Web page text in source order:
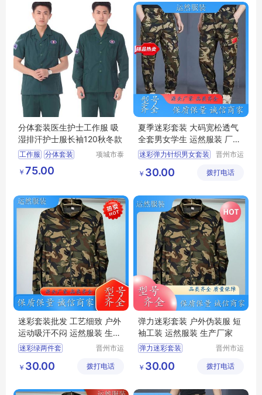
丛林迷彩服 迷彩服装
分体套装医生护士工作服 吸
湿排汗护士服长袖120秋冬款
工作服 分体套装
项城市泰
￥ 75.00
夏季迷彩套装 大码宽松透气
全套男女学生 运然服装 厂家
直供
迷彩弹力针织男女套装
夏季迷彩套装
晋州市运
工厂
￥ 30.00 拨打电话
迷彩套装批发 工艺细致 户外
运动吸汗不闷 运然服装 生产
厂家
迷彩绿两件套
迷彩套装批发
丛林迷彩服
晋州市运
工厂
￥ 30.00 拨打电话
弹力迷彩套装 户外伪装服 短
袖工装 运然服装 生产厂家
弹力迷彩套装
男款迷彩套装
丛林迷彩服
晋州市运
工厂
￥ 30.00 拨打电话